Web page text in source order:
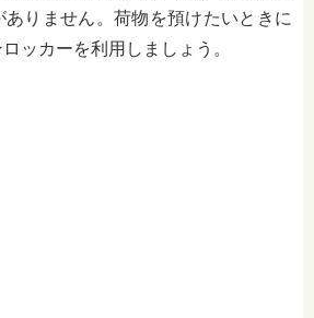
りません。荷物を預けたいときに
ッカーを利用しましょう。